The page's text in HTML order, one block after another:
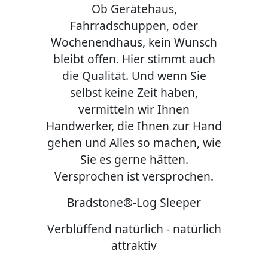
Ob Gerätehaus,
Fahrradschuppen, oder
Wochenendhaus, kein Wunsch
bleibt offen. Hier stimmt auch
die Qualität. Und wenn Sie
selbst keine Zeit haben,
vermitteln wir Ihnen
Handwerker, die Ihnen zur Hand
gehen und Alles so machen, wie
Sie es gerne hätten.
Versprochen ist versprochen.
Bradstone®-Log Sleeper
Verblüffend natürlich - natürlich
attraktiv